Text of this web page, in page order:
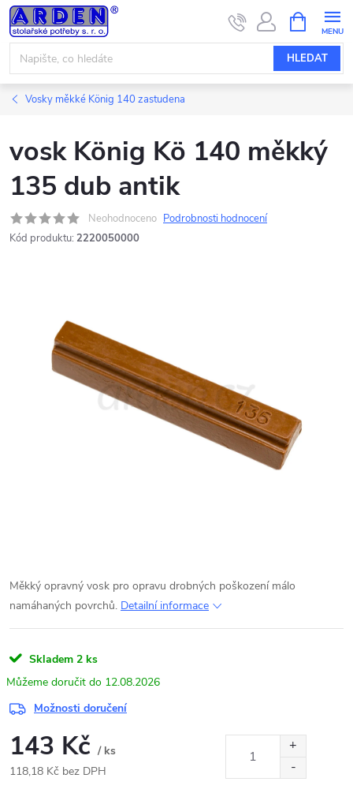
Přejít
na
obsah
HLEDAT
NÁKUPNÍ
KOŠÍK
Vosky měkké König 140 zastudena
vosk König Kö 140 měkký
135 dub antik
Neohodnoceno Podrobnosti hodnocení
Kód produktu: 2220050000
Měkký opravný vosk pro opravu drobných poškození málo
namáhaných povrchů. Detailní informace
Skladem 2 ks
12.08.2026
Možnosti doručení
143 Kč / ks
118,18 Kč bez DPH